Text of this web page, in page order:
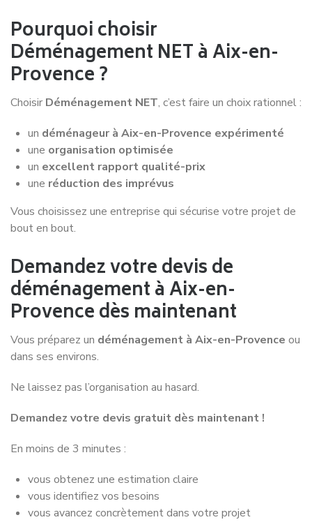
Pourquoi choisir
Déménagement NET à Aix-en-
Provence ?
Choisir Déménagement NET, c’est faire un choix rationnel :
un déménageur à Aix-en-Provence expérimenté
une organisation optimisée
un excellent rapport qualité-prix
une réduction des imprévus
Vous choisissez une entreprise qui sécurise votre projet de
bout en bout.
Demandez votre devis de
déménagement à Aix-en-
Provence dès maintenant
Vous préparez un déménagement à Aix-en-Provence ou
dans ses environs.
Ne laissez pas l’organisation au hasard.
Demandez votre devis gratuit dès maintenant !
En moins de 3 minutes :
vous obtenez une estimation claire
vous identifiez vos besoins
vous avancez concrètement dans votre projet